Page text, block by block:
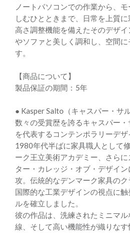
ノートパソコンでの作業から、
しむひとときまで、日常を上質に
高さ調整機能を備えたそのデザ
やソファと美しく調和し、空間
す。
【商品について】
製品保証の期間：5年
● Kasper Salto（キャスパー・サル
数々の受賞歴を誇るキャスパー
を代表するコンテンポラリーデザ
1980年代半ばに家具職人として
ーク王立美術アカデミー、さら
ター・カレッジ・オブ・デザイ
攻。伝統的なデンマーク家具のク
国際的な工業デザインの視点に
ルを確立しました。
彼の作品は、洗練されたミニマ
線、そして高い機能性が織りな